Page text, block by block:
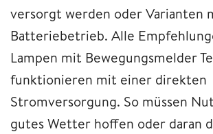
versorgt werden oder Varianten
Batteriebetrieb. Alle
Lampen mit Bewegungsmelder
funktionieren mit einer direkten
Stromversorgung. So müssen
gutes Wetter hoffen oder daran